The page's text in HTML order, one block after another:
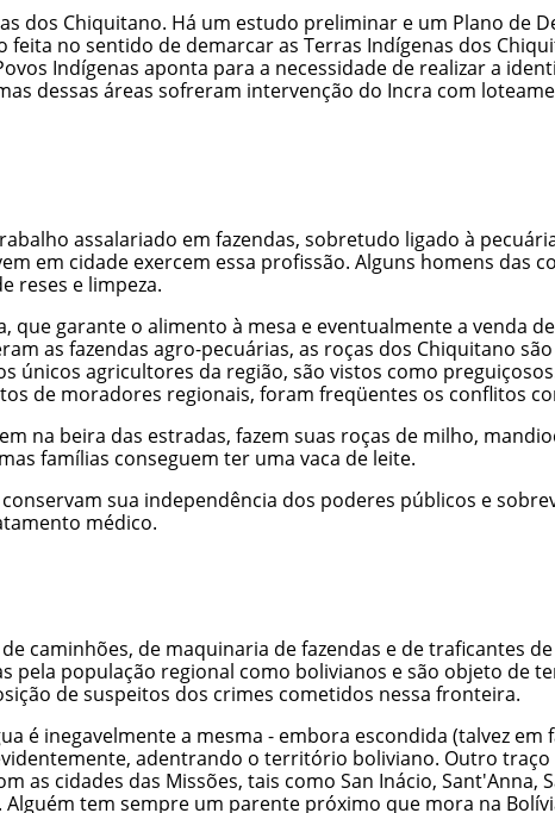
dos Chiquitano. Há um estudo preliminar e um Plano de
no sentido de demarcar as Terras Indígenas dos
Indígenas aponta para a necessidade de realizar a
dessas áreas sofreram intervenção do Incra com
assalariado em fazendas, sobretudo ligado à
em cidade exercem essa profissão. Alguns homens das
reses e limpeza.
garante o alimento à mesa e eventualmente a venda
as fazendas agro-pecuárias, as roças dos Chiquitano
únicos agricultores da região, são vistos como
de moradores regionais, foram freqüentes os conflitos
na beira das estradas, fazem suas roças de milho,
famílias conseguem ter uma vaca de leite.
sua independência dos poderes públicos e
médico.
caminhões, de maquinaria de fazendas e de traficantes
pela população regional como bolivianos e são objeto de
de suspeitos dos crimes cometidos nessa fronteira.
é inegavelmente a mesma - embora escondida (talvez
adentrando o território boliviano. Outro
as cidades das Missões, tais como San Inácio, Sant'Anna,
tem sempre um parente próximo que mora na